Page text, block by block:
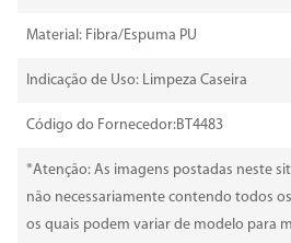
Material: Fibra/Espuma PU
Indicação de Uso: Limpeza Caseira
Código do Fornecedor:BT4483
*Atenção: As imagens postadas neste
não necessariamente contendo todos
os quais podem variar de modelo para